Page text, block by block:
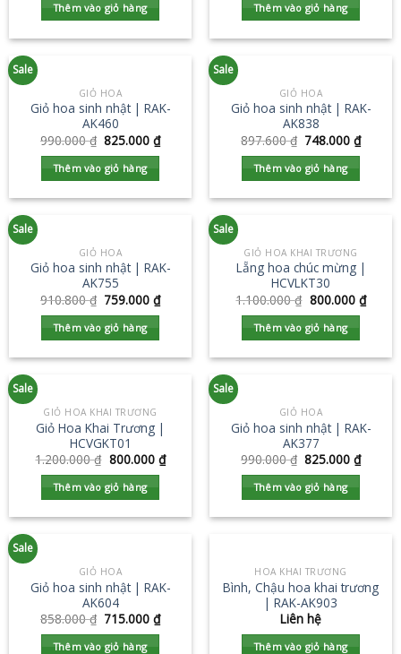
Thêm vào giỏ hàng Thêm vào giỏ hàng
Sale
GIỎ HOA
Giỏ hoa sinh nhật | RAK-
AK460
990.000₫ 825.000₫
Thêm vào giỏ hàng
Sale
GIỎ HOA
Giỏ hoa sinh nhật | RAK-
AK838
897.600₫ 748.000₫
Thêm vào giỏ hàng
Sale
GIỎ HOA
Giỏ hoa sinh nhật | RAK-
AK755
910.800₫ 759.000₫
Thêm vào giỏ hàng
Sale
GIỎ HOA KHAI TRƯƠNG
Lẵng hoa chúc mừng |
HCVLKT30
1.100.000₫ 800.000 ₫
Thêm vào giỏ hàng
Sale
GIỎ HOA KHAI TRƯƠNG
Giỏ Hoa Khai Trương |
HCVGKT01
1.200.000₫ 800.000 ₫
Thêm vào giỏ hàng
Sale
GIỎ HOA
Giỏ hoa sinh nhật | RAK-
AK377
990.000₫ 825.000₫
Thêm vào giỏ hàng
Sale
GIỎ HOA
Giỏ hoa sinh nhật | RAK-
AK604
858.000₫ 715.000₫
Thêm vào giỏ hàng
HOA KHAI TRƯƠNG
Bình, Chậu hoa khai trương
| RAK-AK903
Liên hệ
Thêm vào giỏ hàng